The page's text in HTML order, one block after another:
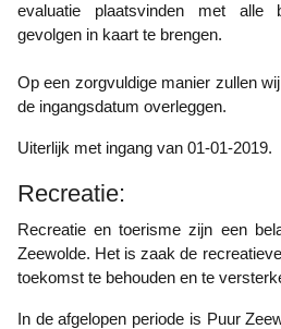
evaluatie plaatsvinden met alle
gevolgen in kaart te brengen.
Op een zorgvuldige manier zullen
de ingangsdatum overleggen.
Uiterlijk met ingang van 01-01-2019.
Recreatie:
Recreatie en toerisme zijn een belangrijke bestaanspijler van
Zeewolde. Het is zaak de
toekomst te behouden en te
In de afgelopen periode is Puur Zeewolde meer op eigen benen